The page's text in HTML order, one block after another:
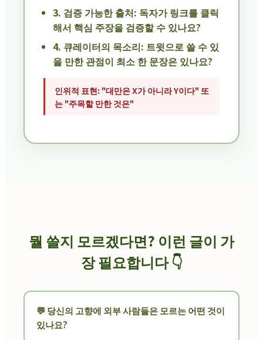
3. 검증 가능한 출처: 독자가 링크를 클릭
해서 핵심 주장을 검증할 수 있나요?
4. 큐레이터의 목소리: 트윗으로 쓸 수 있
을 만한 관점이 최소 한 문장은 있나요?
인위적 표현:"대만은 X가 아니라 Y이다" 또
는 "주목할 만한 것은"
뭘 쓸지 모르겠다면? 이런 글이 가
장 필요합니다 👇
💬 당신의 고향에 외부 사람들은 모르는 어떤 것이
있나요?